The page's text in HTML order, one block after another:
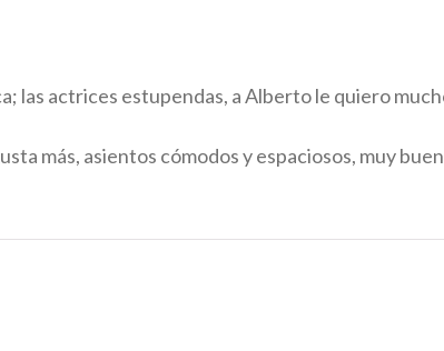
las actrices estupendas, a Alberto le quiero
más, asientos cómodos y espaciosos, muy